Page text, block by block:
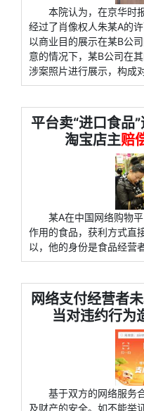
本院认为，在京华时
经过了肖像权人朱某A的
以商业目的展示在某B公
意的情况下，某B公司在
涉案照片进行展示，构成
平台卖“进口食品
淘宝店主赔
某A在中国网络购物
作用的食品，获利方式直
以，他的身份是食品经营
网络支付经营者
当对违约行为
基于双方的网络服务
及财产的安全。如不能举